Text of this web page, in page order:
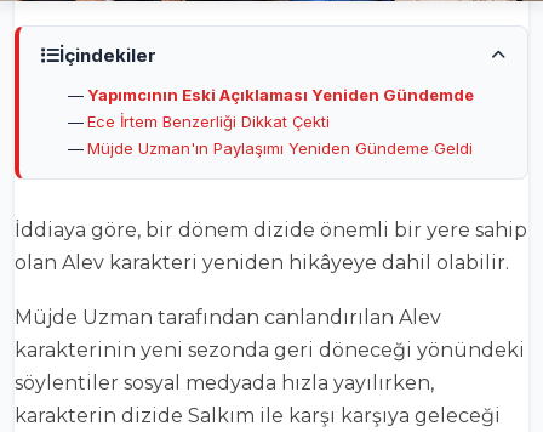
İçindekiler
Yapımcının Eski Açıklaması Yeniden Gündemde
Ece İrtem Benzerliği Dikkat Çekti
Müjde Uzman'ın Paylaşımı Yeniden Gündeme Geldi
İddiaya göre, bir dönem dizide önemli bir yere sahip
olan Alev karakteri yeniden hikâyeye dahil olabilir.
Müjde Uzman tarafından canlandırılan Alev
karakterinin yeni sezonda geri döneceği yönündeki
söylentiler sosyal medyada hızla yayılırken,
karakterin dizide Salkım ile karşı karşıya geleceği